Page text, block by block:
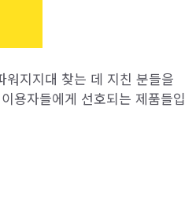
지지대 찾는 데 지친 분들을
용자들에게 선호되는 제품들입